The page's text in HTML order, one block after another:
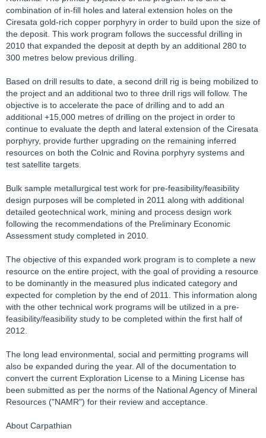
combination of in-fill holes and lateral extension holes on the
Ciresata gold-rich copper porphyry in order to build upon the size of
the deposit. This work program follows the successful drilling in
2010 that expanded the deposit at depth by an additional 280 to
300 metres below previous drilling.
Based on drill results to date, a second drill rig is being mobilized to
the project and an additional two to three drill rigs will follow. The
objective is to accelerate the pace of drilling and to add an
additional +15,000 metres of drilling on the project in order to
continue to evaluate the depth and lateral extension of the Ciresata
porphyry, provide further upgrading on the remaining inferred
resources on both the Colnic and Rovina porphyry systems and
test satellite targets.
Bulk sample metallurgical test work for pre-feasibility/feasibility
design purposes will be completed in 2011 along with additional
detailed geotechnical work, mining and process design work
following the recommendations of the Preliminary Economic
Assessment study completed in 2010.
The objective of this expanded work program is to complete a new
resource on the entire project, with the goal of providing a resource
to be dominantly in the measured plus indicated category and
expected for completion by the end of 2011. This information along
with the other technical work programs will be utilized in a pre-
feasibility/feasibility study to be completed within the first half of
2012.
The long lead environmental, social and permitting programs will
also be expanded during the year. All of the documentation to
convert the current Exploration License to a Mining License has
been submitted as per the norms of the National Agency of Mineral
Resources ("NAMR") for their review and acceptance.
About Carpathian